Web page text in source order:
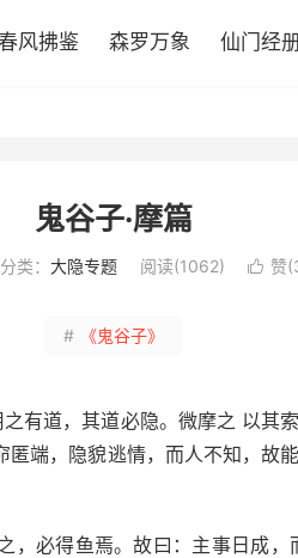
风拂鉴 森罗万象 仙门经
鬼谷子·摩篇
分类： 大隐专题 阅读(1062)  赞(
# 《鬼谷子》
有道，其道必隐。微摩之 以其
端，隐貌逃情，而人不知，故
，必得鱼焉。故曰：主事日成